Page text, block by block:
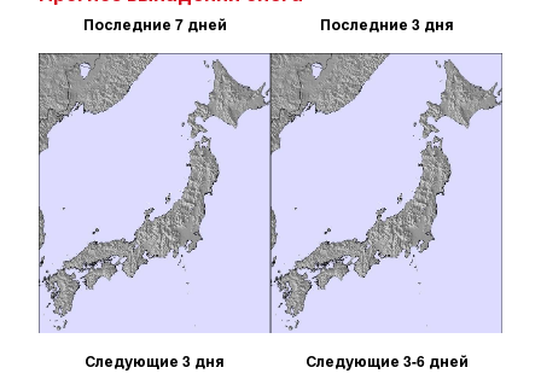
Последние 7 дней Последние 3 дня
Следующие 3 дня Следующие 3-6 дней